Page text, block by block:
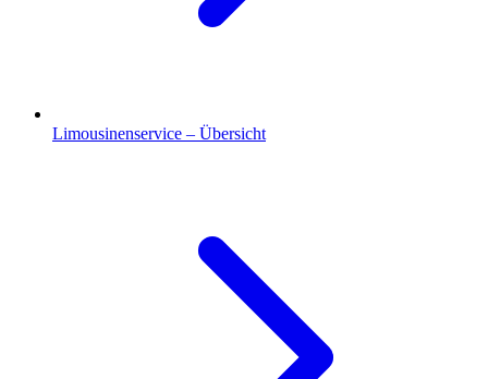
Limousinenservice – Übersicht